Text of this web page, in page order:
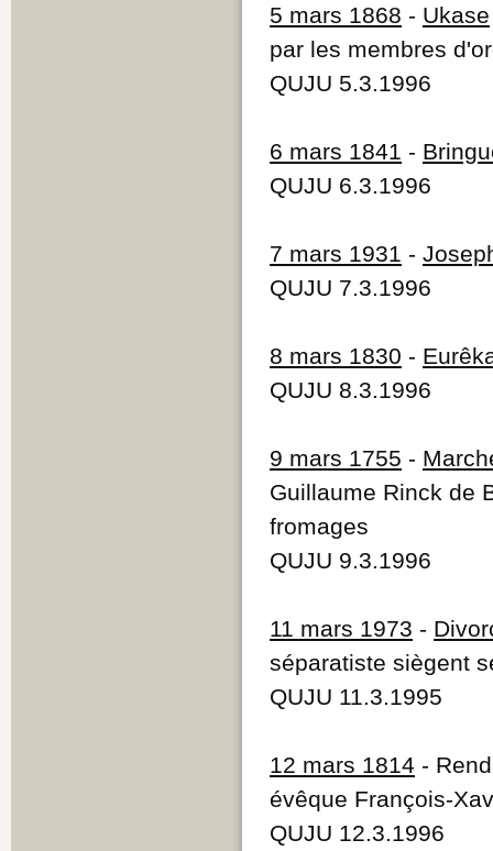
5 mars 1868 - Ukase
par les membres
QUJU 5.3.1996
6 mars 1841 -
QUJU 6.3.1996
7 mars 1931 -
QUJU 7.3.1996
8 mars 1830 -
QUJU 8.3.1996
9 mars 1755 -
Guillaume Rinck de
fromages
QUJU 9.3.1996
11 mars 1973 -
séparatiste siègent
QUJU 11.3.1995
12 mars 1814 -
évêque François-
QUJU 12.3.1996